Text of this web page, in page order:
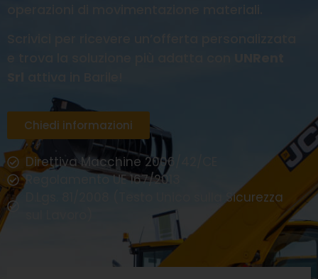
Chiedi informazioni
Direttiva Macchine 2006/42/CE
Regolamento UE 167/2013
D.Lgs. 81/2008 (Testo Unico sulla Sicurezza